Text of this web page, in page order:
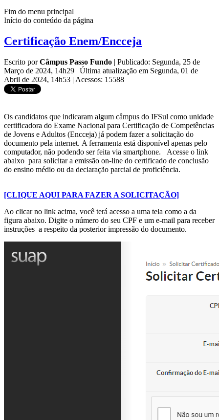
Fim do menu principal
Início do conteúdo da página
Certificação Enem/Encceja
Escrito porCâmpus Passo Fundo | Publicado: Segunda, 25 de
Março de 2024, 14h29 | Última atualização em Segunda, 01 de
Abril de 2024, 14h53 | Acessos: 15588
Os candidatos que indicaram algum câmpus do IFSul como unidade
certificadora do Exame Nacional para Certificação de Competências
de Jovens e Adultos (Encceja) já podem fazer a solicitação do
documento pela internet. A ferramenta está disponível apenas pelo
computador, não podendo ser feita via smartphone. Acesse o link
abaixo para solicitar a emissão on-line do certificado de conclusão
do ensino médio ou da declaração parcial de proficiência.
[CLIQUE AQUI PARA FAZER A SOLICITAÇÃO]
Ao clicar no link acima, você terá acesso a uma tela como a da
figura abaixo. Digite o número do seu CPF e um e-mail para receber
instruções a respeito da posterior impressão do documento.